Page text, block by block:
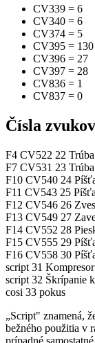
CV339 = 6
CV340 = 6
CV374 = 5
CV395 = 130
CV396 = 27
CV397 = 28
CV836 = 1
CV837 = 0
Čísla
F4 CV522 22
F7 CV531 23
F10 CV540 24
F11 CV543 25
F12 CV546 26
F13 CV549 27
F14 CV552 28
F15 CV555 29
F16 CV558 30
script 31 Kompresor
script 32 Škrípanie
cosi 33 pokus
„Script" znamená,
bežného použitia v
prípadné